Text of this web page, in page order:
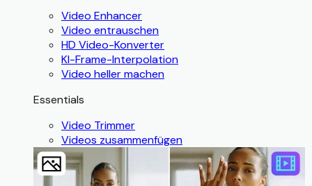
Video Enhancer
Video entrauschen
HD Video-Konverter
KI-Frame-Interpolation
Video heller machen
Essentials
Video Trimmer
Videos zusammenfügen